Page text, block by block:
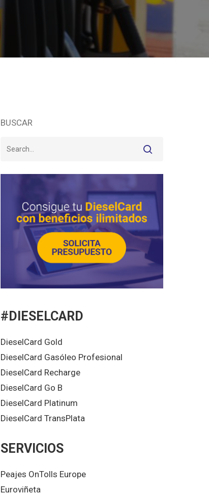
BUSCAR
#DIESELCARD
DieselCard Gold
DieselCard Gasóleo Profesional
DieselCard Recharge
DieselCard Go B
DieselCard Platinum
DieselCard TransPlata
SERVICIOS
Peajes OnTolls Europe
Euroviñeta